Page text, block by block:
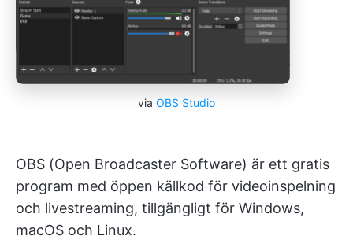
via OBS Studio
OBS (Open Broadcaster Software) är ett gratis
program med öppen källkod för videoinspelning
och livestreaming, tillgängligt för Windows,
macOS och Linux.